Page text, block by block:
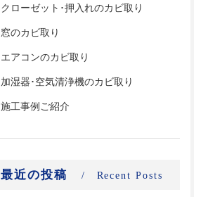
クローゼット･押入れのカビ取り
窓のカビ取り
エアコンのカビ取り
加湿器･空気清浄機のカビ取り
施工事例ご紹介
最近の投稿 Recent Posts